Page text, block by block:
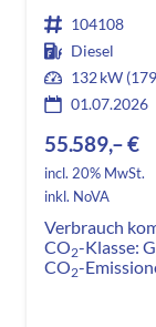
104108
Diesel
132 kW
01.07.2026
55.589,– €
incl. 20% MwSt.
inkl. NoVA
Verbrauch
CO2-Klasse: G
CO2-